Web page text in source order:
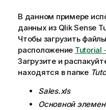
В данном примере
данных из Qlik Sense
Чтобы загрузить
расположение Tutorial
Загрузите и
находятся в папке
Sales.xls
Основной